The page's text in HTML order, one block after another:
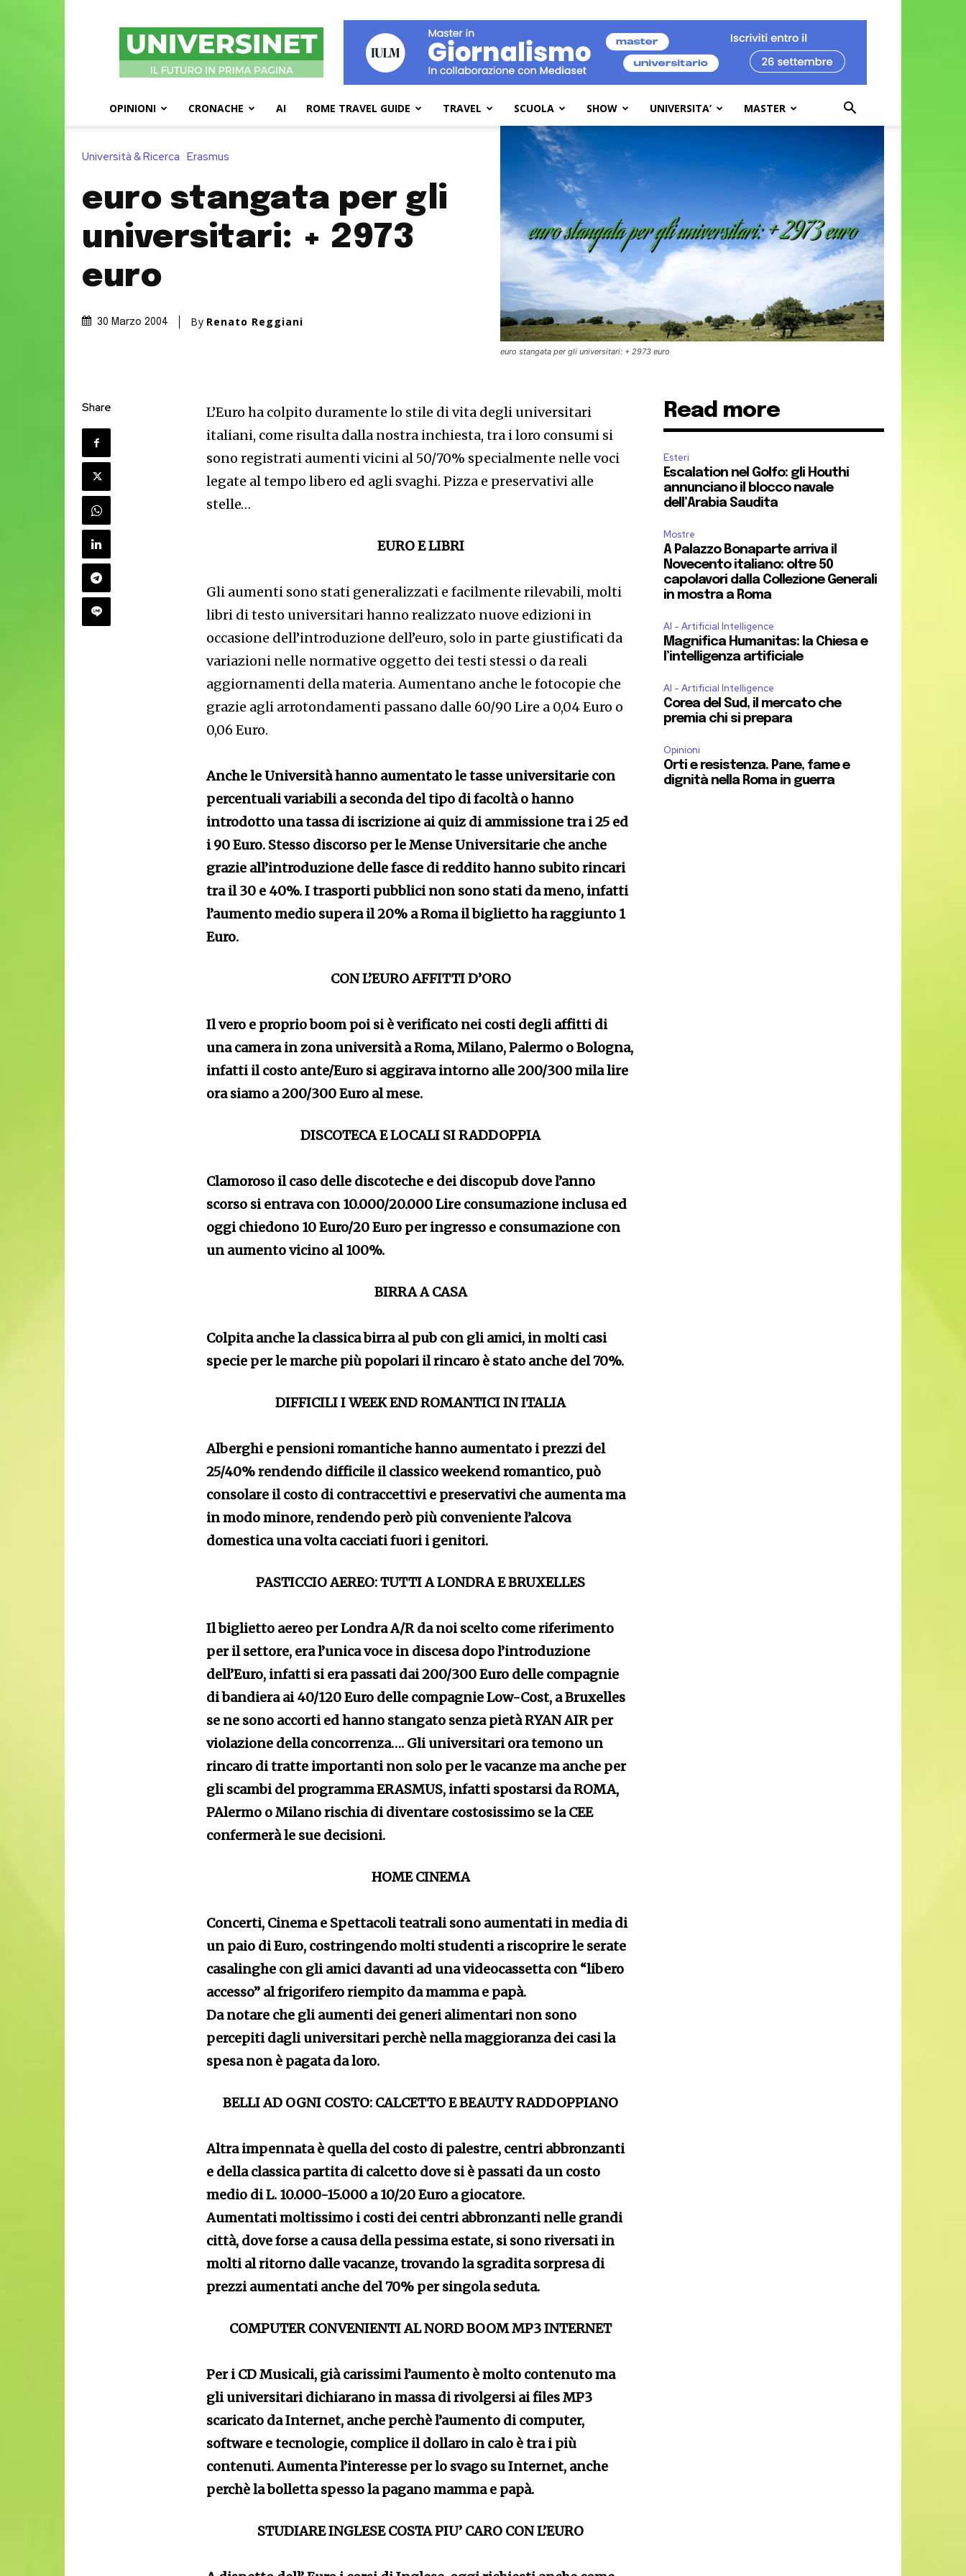
UniversiNet
Magazine
OPINIONI CRONACHE AI ROME TRAVEL GUIDE TRAVEL SCUOLA SHOW UNIVERSITA’ MASTER
Università & Ricerca Erasmus
euro stangata per gli
universitari: + 2973
euro
30 Marzo 2004 By Renato Reggiani
euro stangata per gli universitari: + 2973 euro
Share
L’Euro ha colpito duramente lo stile di vita degli universitari
italiani, come risulta dalla nostra inchiesta, tra i loro consumi si
sono registrati aumenti vicini al 50/70% specialmente nelle voci
legate al tempo libero ed agli svaghi. Pizza e preservativi alle
stelle…
EURO E LIBRI
Gli aumenti sono stati generalizzati e facilmente rilevabili, molti
libri di testo universitari hanno realizzato nuove edizioni in
occasione dell’introduzione dell’euro, solo in parte giustificati da
variazioni nelle normative oggetto dei testi stessi o da reali
aggiornamenti della materia. Aumentano anche le fotocopie che
grazie agli arrotondamenti passano dalle 60/90 Lire a 0,04 Euro o
0,06 Euro.
Anche le Università hanno aumentato le tasse universitarie con
percentuali variabili a seconda del tipo di facoltà o hanno
introdotto una tassa di iscrizione ai quiz di ammissione tra i 25 ed
i 90 Euro. Stesso discorso per le Mense Universitarie che anche
grazie all’introduzione delle fasce di reddito hanno subito rincari
tra il 30 e 40%. I trasporti pubblici non sono stati da meno, infatti
l’aumento medio supera il 20% a Roma il biglietto ha raggiunto 1
Euro.
CON L’EURO AFFITTI D’ORO
Il vero e proprio boom poi si è verificato nei costi degli affitti di
una camera in zona università a Roma, Milano, Palermo o Bologna,
infatti il costo ante/Euro si aggirava intorno alle 200/300 mila lire
ora siamo a 200/300 Euro al mese.
DISCOTECA E LOCALI SI RADDOPPIA
Clamoroso il caso delle discoteche e dei discopub dove l’anno
scorso si entrava con 10.000/20.000 Lire consumazione inclusa ed
oggi chiedono 10 Euro/20 Euro per ingresso e consumazione con
un aumento vicino al 100%.
BIRRA A CASA
Colpita anche la classica birra al pub con gli amici, in molti casi
specie per le marche più popolari il rincaro è stato anche del 70%.
DIFFICILI I WEEK END ROMANTICI IN ITALIA
Alberghi e pensioni romantiche hanno aumentato i prezzi del
25/40% rendendo difficile il classico weekend romantico, può
consolare il costo di contraccettivi e preservativi che aumenta ma
in modo minore, rendendo però più conveniente l’alcova
domestica una volta cacciati fuori i genitori.
PASTICCIO AEREO: TUTTI A LONDRA E BRUXELLES
Il biglietto aereo per Londra A/R da noi scelto come riferimento
per il settore, era l’unica voce in discesa dopo l’introduzione
dell’Euro, infatti si era passati dai 200/300 Euro delle compagnie
di bandiera ai 40/120 Euro delle compagnie Low-Cost, a Bruxelles
se ne sono accorti ed hanno stangato senza pietà RYAN AIR per
violazione della concorrenza…. Gli universitari ora temono un
rincaro di tratte importanti non solo per le vacanze ma anche per
gli scambi del programma ERASMUS, infatti spostarsi da ROMA,
PAlermo o Milano rischia di diventare costosissimo se la CEE
confermerà le sue decisioni.
HOME CINEMA
Concerti, Cinema e Spettacoli teatrali sono aumentati in media di
un paio di Euro, costringendo molti studenti a riscoprire le serate
casalinghe con gli amici davanti ad una videocassetta con “libero
accesso” al frigorifero riempito da mamma e papà.
Da notare che gli aumenti dei generi alimentari non sono
percepiti dagli universitari perchè nella maggioranza dei casi la
spesa non è pagata da loro.
BELLI AD OGNI COSTO: CALCETTO E BEAUTY RADDOPPIANO
Altra impennata è quella del costo di palestre, centri abbronzanti
e della classica partita di calcetto dove si è passati da un costo
medio di L. 10.000-15.000 a 10/20 Euro a giocatore.
Aumentati moltissimo i costi dei centri abbronzanti nelle grandi
città, dove forse a causa della pessima estate, si sono riversati in
molti al ritorno dalle vacanze, trovando la sgradita sorpresa di
prezzi aumentati anche del 70% per singola seduta.
COMPUTER CONVENIENTI AL NORD BOOM MP3 INTERNET
Per i CD Musicali, già carissimi l’aumento è molto contenuto ma
gli universitari dichiarano in massa di rivolgersi ai files MP3
scaricato da Internet, anche perchè l’aumento di computer,
software e tecnologie, complice il dollaro in calo è tra i più
contenuti. Aumenta l’interesse per lo svago su Internet, anche
perchè la bolletta spesso la pagano mamma e papà.
STUDIARE INGLESE COSTA PIU’ CARO CON L’EURO
Read more
Esteri
Escalation nel Golfo: gli Houthi
annunciano il blocco navale
dell’Arabia Saudita
Mostre
A Palazzo Bonaparte arriva il
Novecento italiano: oltre 50
capolavori dalla Collezione Generali
in mostra a Roma
AI - Artificial Intelligence
Magnifica Humanitas: la Chiesa e
l’intelligenza artificiale
AI - Artificial Intelligence
Corea del Sud, il mercato che
premia chi si prepara
Opinioni
Orti e resistenza. Pane, fame e
dignità nella Roma in guerra